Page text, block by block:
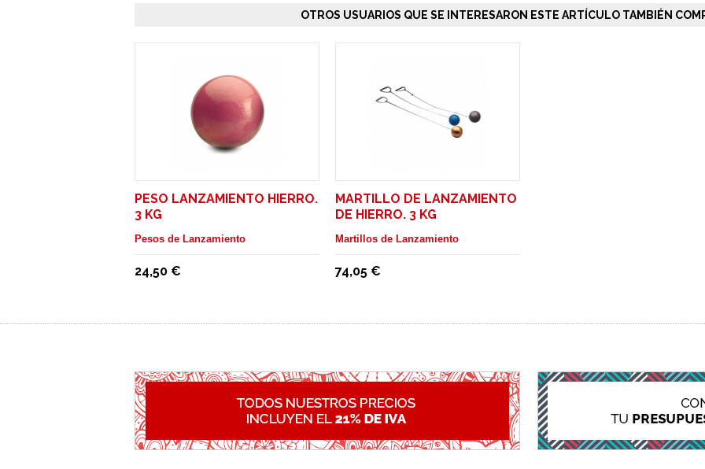
OTROS USUARIOS QUE SE INTERESARON ESTE ARTÍCULO TAMBIÉN
PESO LANZAMIENTO HIERRO.
3 KG
Pesos de Lanzamiento
24,50 €
MARTILLO DE LANZAMIENTO
DE HIERRO. 3 KG
Martillos de Lanzamiento
74,05 €